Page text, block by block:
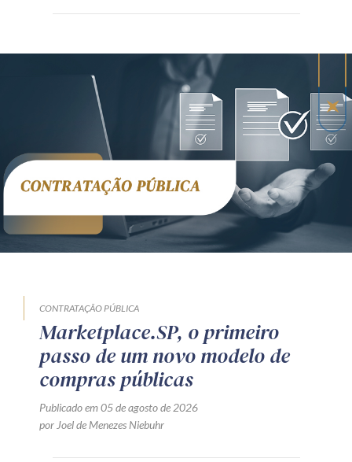
CONTRATAÇÃO PÚBLICA
Marketplace.SP, o primeiro
passo de um novo modelo de
compras públicas
Publicado em 05 de agosto de 2026
por Joel de Menezes Niebuhr